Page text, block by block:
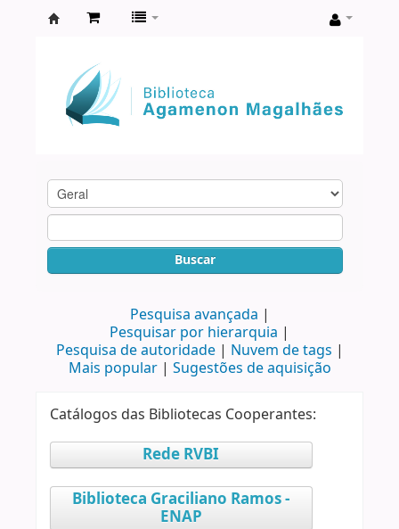
Agamenon
Magalhães
Buscar
Pesquisa avançada
Pesquisar por hierarquia
Pesquisa de autoridade
Nuvem de tags
Mais popular
Sugestões de aquisição
Catálogos das Bibliotecas Cooperantes:
Rede RVBI
Biblioteca Graciliano Ramos -
ENAP